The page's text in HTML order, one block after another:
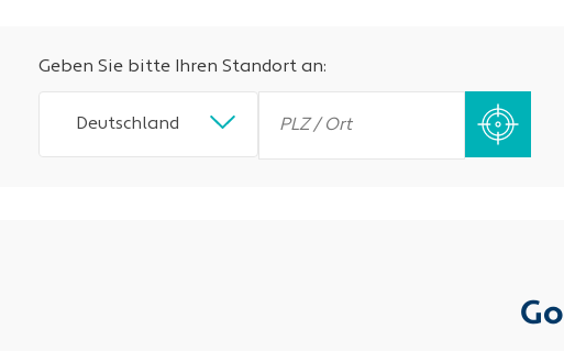
Geben Sie bitte Ihren Standort an:
Deutschland